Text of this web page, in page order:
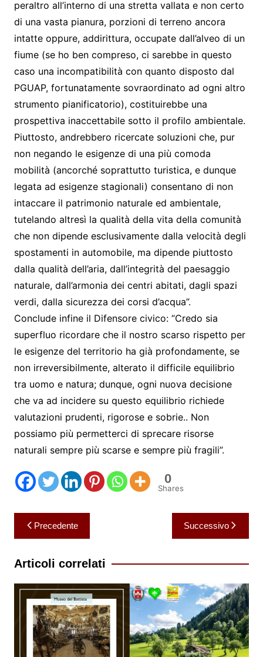
peraltro all’interno di una stretta vallata e non certo
di una vasta pianura, porzioni di terreno ancora
intatte oppure, addirittura, occupate dall’alveo di un
fiume (se ho ben compreso, ci sarebbe in questo
caso una incompatibilità con quanto disposto dal
PGUAP, fortunatamente sovraordinato ad ogni altro
strumento pianificatorio), costituirebbe una
prospettiva inaccettabile sotto il profilo ambientale.
Piuttosto, andrebbero ricercate soluzioni che, pur
non negando le esigenze di una più comoda
mobilità (ancorché soprattutto turistica, e dunque
legata ad esigenze stagionali) consentano di non
intaccare il patrimonio naturale ed ambientale,
tutelando altresì la qualità della vita della comunità
che non dipende esclusivamente dalla velocità degli
spostamenti in automobile, ma dipende piuttosto
dalla qualità dell’aria, dall’integrità del paesaggio
naturale, dall’armonia dei centri abitati, dagli spazi
verdi, dalla sicurezza dei corsi d’acqua”.
Conclude infine il Difensore civico: “Credo sia
superfluo ricordare che il nostro scarso rispetto per
le esigenze del territorio ha già profondamente, se
non irreversibilmente, alterato il difficile equilibrio
tra uomo e natura; dunque, ogni nuova decisione
che va ad incidere su questo equilibrio richiede
valutazioni prudenti, rigorose e sobrie.. Non
possiamo più permetterci di sprecare risorse
naturali sempre più scarse e sempre più fragili”.
0
Shares
Navigazione
articoli
Precedente Successivo
Articoli correlati